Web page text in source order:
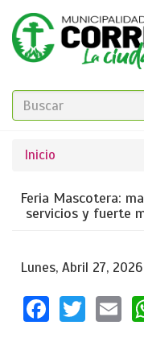
Pasar
contenido
principal
BÚSQUEDA
Se
encuentra
usted
Inicio
Feria Mascotera:
servicios y fuerte
Lunes, Abril 27,